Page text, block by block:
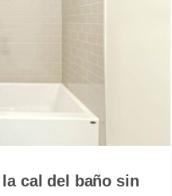
cal del baño sin